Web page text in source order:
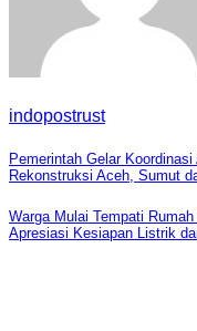
indopostrust
Navigasi
Pemerintah Gelar
Rekonstruksi Aceh, Sumut
Warga Mulai Tempati
Apresiasi Kesiapan Listrik